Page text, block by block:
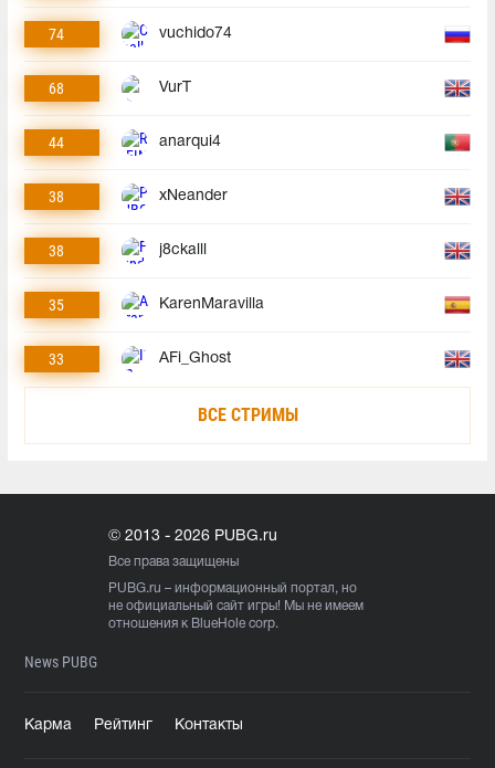
74 vuchido74
68 VurT
44 anarqui4
38 xNeander
38 j8ckalll
35 KarenMaravilla
33 AFi_Ghost
ВСЕ СТРИМЫ
© 2013 - 2026 PUBG.ru
Все права защищены
PUBG.ru – информационный портал, но
не официальный сайт игры! Мы не имеем
отношения к BlueHole corp.
News PUBG
Карма Рейтинг Контакты